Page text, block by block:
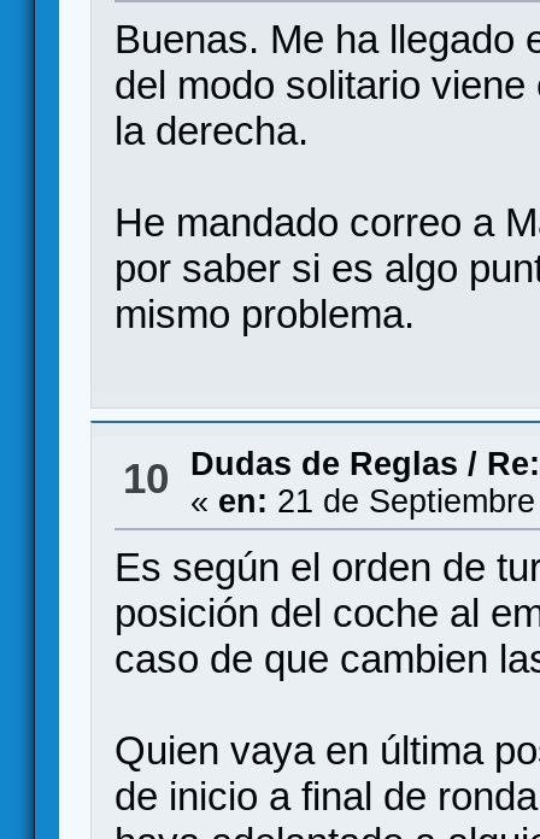
Buenas. Me ha llegado
del modo solitario
la derecha.
He mandado correo a
por saber si es algo
mismo problema.
10 Dudas de Reglas /
« en: 21 de
Es según el orden de
posición del coche al
caso de que cambien
Quien vaya en última
de inicio a final de